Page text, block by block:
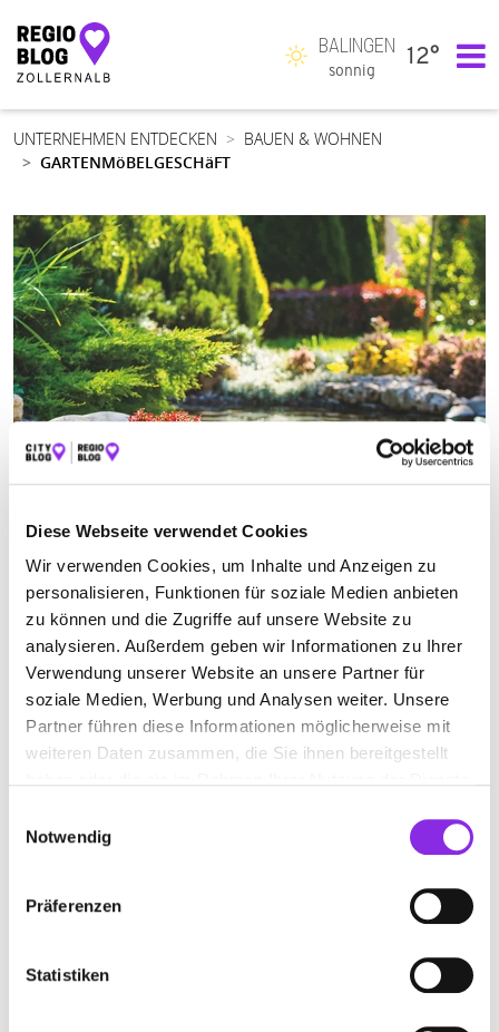
Diese Webseite verwendet Cookies
Wir verwenden Cookies, um Inhalte und Anzeigen zu
personalisieren, Funktionen für soziale Medien anbieten
zu können und die Zugriffe auf unsere Website zu
analysieren. Außerdem geben wir Informationen zu Ihrer
Verwendung unserer Website an unsere Partner für
soziale Medien, Werbung und Analysen weiter. Unsere
Partner führen diese Informationen möglicherweise mit
weiteren Daten zusammen, die Sie ihnen bereitgestellt
Notwendig
Präferenzen
Statistiken
Hauptnavigation
BALINGEN
sonnig
12°
UNTERNEHMEN ENTDECKEN
BAUEN & WOHNEN
GARTENMöBELGESCHäFT
GARTENMÖBELGESCHÄFT
Suchen nach
Finden
BEST FREIZEITMÖBEL GMBH